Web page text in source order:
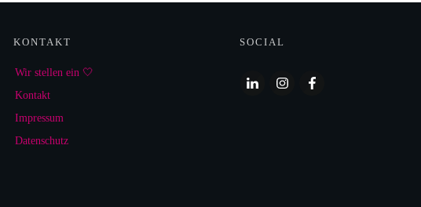
KONTAKT
Wir stellen ein 🤍
Kontakt
Impressum
Datenschutz
SOCIAL